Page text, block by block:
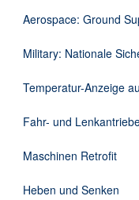
Kontakt
Aerospace: Ground
Military: Nationale
Temperatur-Anzeige
Fahr- und
Maschinen Retrofit
Heben und Senken